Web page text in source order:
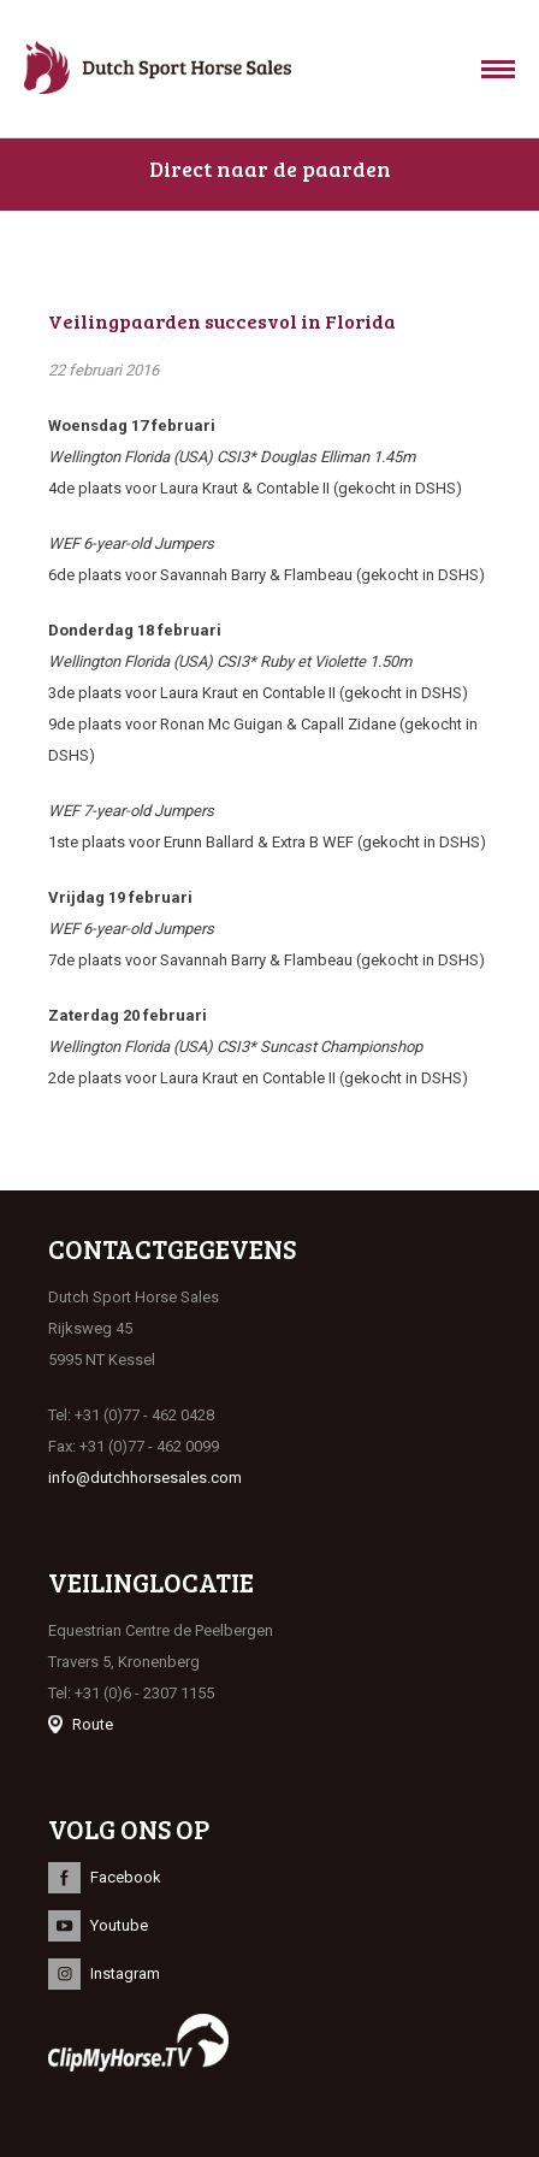
Direct naar de paarden
Veilingpaarden succesvol in Florida
22 februari 2016
Woensdag 17 februari
Wellington Florida (USA) CSI3* Douglas Elliman 1.45m
4de plaats voor Laura Kraut & Contable II (gekocht in DSHS)
WEF 6-year-old Jumpers
6de plaats voor Savannah Barry & Flambeau (gekocht in DSHS)
Donderdag 18 februari
Wellington Florida (USA) CSI3* Ruby et Violette 1.50m
3de plaats voor Laura Kraut en Contable II (gekocht in DSHS)
9de plaats voor Ronan Mc Guigan & Capall Zidane (gekocht in
DSHS)
WEF 7-year-old Jumpers
1 ste plaats voor Erunn Ballard & Extra B WEF (gekocht in DSHS)
Vrijdag 19 februari
WEF 6-year-old Jumpers
7de plaats voor Savannah Barry & Flambeau (gekocht in DSHS)
Zaterdag 20 februari
Wellington Florida (USA) CSI3* Suncast Championshop
2de plaats voor Laura Kraut en Contable II (gekocht in DSHS)
CONTACTGEGEVENS
Dutch Sport Horse Sales
Rijksweg 45
5995 NT Kessel
Tel: +31 (0)77 - 462 0428
Fax: +31 (0)77 - 462 0099
info@dutchhorsesales.com
VEILINGLOCATIE
Equestrian Centre de Peelbergen
Travers 5, Kronenberg
Tel: +31 (0)6 - 2307 1155
Route
VOLG ONS OP
Facebook
Youtube
Instagram